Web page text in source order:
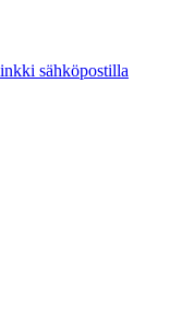
sähköpostilla